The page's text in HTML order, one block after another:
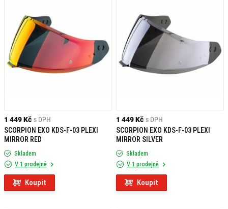
1 449 Kč s DPH
SCORPION EXO KDS-F-03 PLEXI
MIRROR RED
Skladem
V 1 prodejně
Koupit
1 449 Kč s DPH
SCORPION EXO KDS-F-03 PLEXI
MIRROR SILVER
Skladem
V 1 prodejně
Koupit